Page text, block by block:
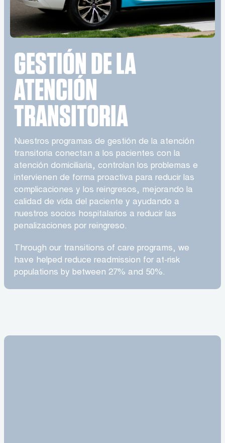
GESTIÓN DE LA
ATENCIÓN
TRANSITORIA
Nuestros programas de gestión de la atención
transitoria conectan a los pacientes con la
atención domiciliaria, controlan los problemas e
intervienen de forma proactiva para reducir las
complicaciones y los reingresos, mejorando la
calidad de vida del paciente y ayudando a
nuestros socios hospitalarios a reducir las
penalizaciones por reingreso.
Through our transitions of care programs, we
have helped reduce readmission for at-risk
populations by between 27% and 50%.